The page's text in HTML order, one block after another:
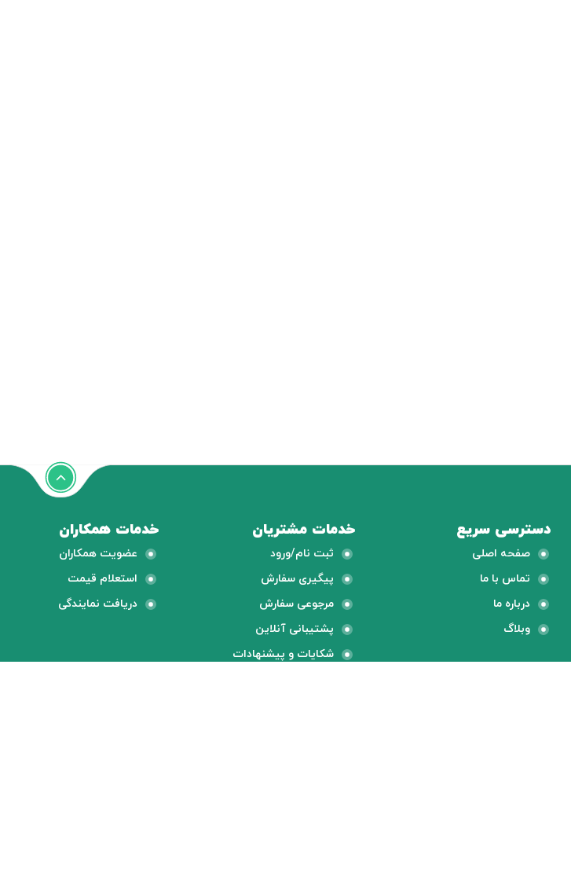
دسترسی سریع خدمات مشتریان خدمات همکاران
صفحه اصلی
تماس با ما
درباره ما
وبلاگ
ثبت نام/ورود
پیگیری سفارش
مرجوعی سفارش
پشتیبانی آنلاین
شکایات و پیشنهادات
عضویت همکاران
استعلام قیمت
دریافت نمایندگی